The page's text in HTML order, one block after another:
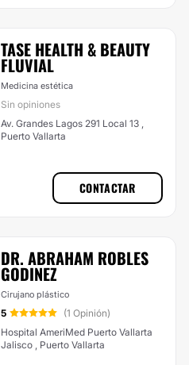
TASE HEALTH & BEAUTY
FLUVIAL
Medicina estética
Sin opiniones
Av. Grandes Lagos 291 Local 13 ,
Puerto Vallarta
CONTACTAR
DR. ABRAHAM ROBLES
GODINEZ
Cirujano plástico
5
(1 Opinión)
Hospital AmeriMed Puerto Vallarta
Jalisco , Puerto Vallarta